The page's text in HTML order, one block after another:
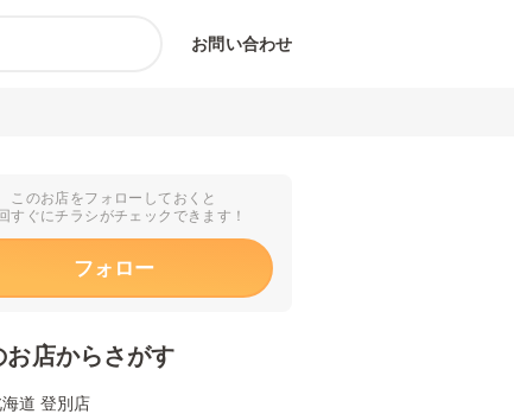
お問い合わせ
このお店をフォローしておくと
すぐにチラシがチェックできます！
フォロー
お店からさがす
道 登別店